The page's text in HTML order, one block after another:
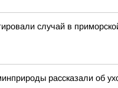
случай в
рассказали об